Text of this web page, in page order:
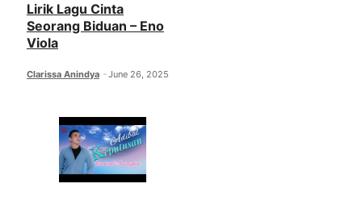
Lirik Lagu Cinta
Seorang Biduan – Eno
Viola
Clarissa Anindya June 26, 2025